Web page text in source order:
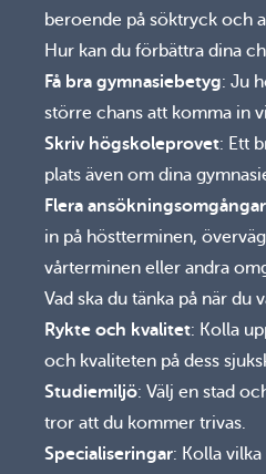
beroende på söktryck och
Hur kan du förbättra dina
Få bra gymnasiebetyg: Ju
större chans att komma in
Skriv högskoleprovet: Ett
plats även om dina
Flera ansökningsomgångar
in på höstterminen,
vårterminen eller andra
Vad ska du tänka på när du
Rykte och kvalitet: Kolla
och kvaliteten på dess
Studiemiljö: Välj en stad
tror att du kommer trivas.
Specialiseringar: Kolla